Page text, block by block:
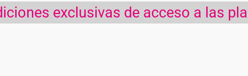
exclusivas de acceso a las